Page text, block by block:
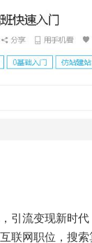
引流变现新时代
联网职位，搜索